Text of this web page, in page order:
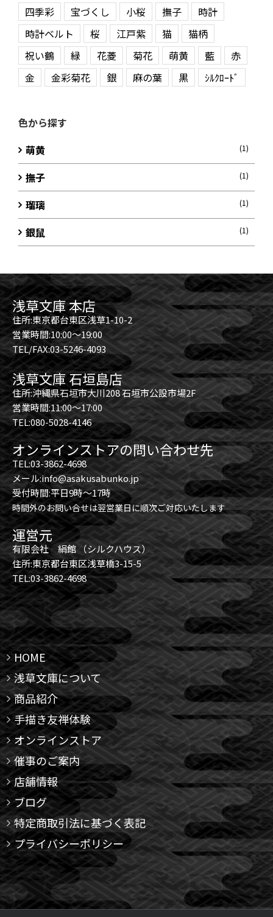
四季彩
宝づくし 小桜 撫子
時計
時計ベルト
桜 江戸紫 猫
猫柄
祝い鶴
緑 花菱 菊花 萌黄 藍
赤
金
金彩菊花 銀 麻の葉 黒 ｼﾙｸﾛｰﾄﾞ
色から探す
萌黄
(1)
撫子 (1)
瑠璃 (1)
銀鼠 (1)
浅草文庫 本店
住所:東京都台東区浅草1-10-2
営業時間:10:00～19:00
TEL/FAX:03-5246-4093
浅草文庫 石垣島店
住所:沖縄県石垣市大川208 石垣市公設市場2F
営業時間:11:00～17:00
TEL:080-5028-4146
オンラインストアの問い合わせ先
TEL:03-3862-4698
メール:info@asakusabunko.jp
受付時間:平日9時～17時
時間外のお問い合せは翌営業日に順次ご対応いたします
運営元
有限会社 絹館 （シルクハウス）
住所:東京都台東区浅草橋3-15-5
TEL:03-3862-4698
HOME
浅草文庫について
商品紹介
手描き友禅体験
オンラインストア
催事のご案内
店舗情報
ブログ
特定商取引法に基づく表記
プライバシーポリシー